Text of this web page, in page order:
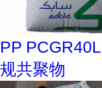
PP
规共聚物